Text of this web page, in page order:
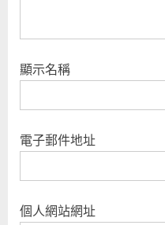
顯示名稱
電子郵件地址
個人網站網址